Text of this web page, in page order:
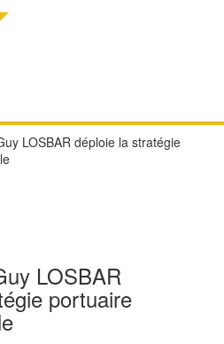
LOSBAR déploie la stratégie
LOSBAR
portuaire